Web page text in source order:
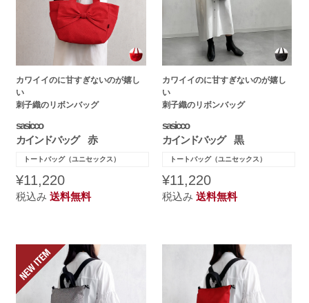
カワイイのに甘すぎないのが嬉し
い
刺子織のリボンバッグ
sasicco
カインドバッグ 赤
トートバッグ（ユニセックス）
¥11,220
税込み送料無料
カワイイのに甘すぎないのが嬉し
い
刺子織のリボンバッグ
sasicco
カインドバッグ 黒
トートバッグ（ユニセックス）
¥11,220
税込み送料無料